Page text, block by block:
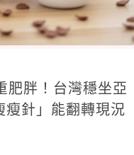
肥胖！台灣穩坐亞
瘦針」能翻轉現況